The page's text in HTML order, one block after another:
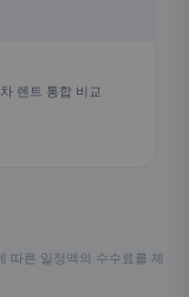
렌트 통합 비교
따른 일정액의 수수료를 제